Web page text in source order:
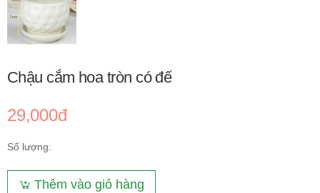
Chậu cắm hoa tròn có đế
29,000đ
Số lượng:
Thêm vào giỏ hàng